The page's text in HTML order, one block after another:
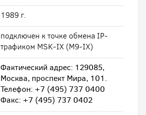
1989 г.
подключен к точке обмена IP-
трафиком MSK-IX (M9-IX)
Фактический адрес: 129085,
Москва, проспект Мира, 101.
Телефон: +7 (495) 737 0400
Факс: +7 (495) 737 0402